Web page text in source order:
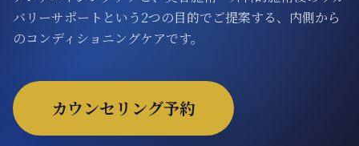
ONLINE SHOP
バリーサポートという2つの目的でご提案する、内側から
のコンディショニングケアです。
カウンセリング予約